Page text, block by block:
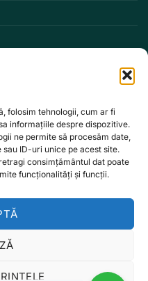
folosim tehnologii, cum ar fi
informațiile despre dispozitive.
ne permite să procesăm date,
ID-uri unice pe acest site.
consimțământul dat poate
funcționalități și funcții.